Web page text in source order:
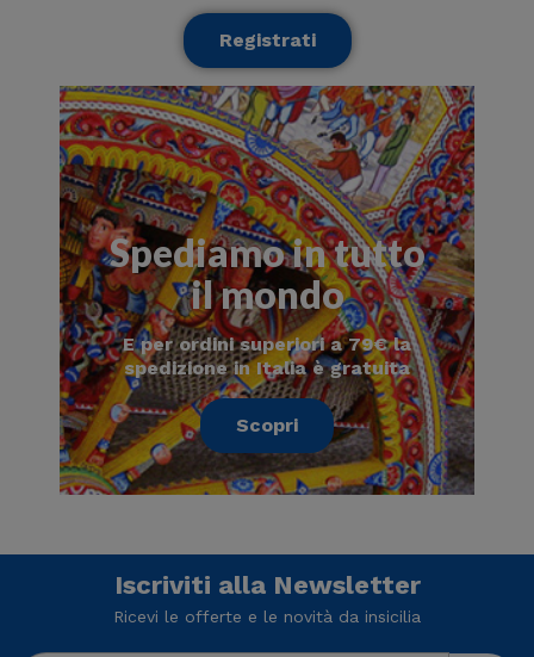
Registrati
Spediamo in tutto
il mondo
E per ordini superiori a 79€ la
spedizione in Italia è gratuita
Scopri
Iscriviti alla Newsletter
Ricevi le offerte e le novità da insicilia